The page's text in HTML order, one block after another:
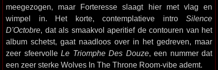
meegezogen, maar Forteresse slaagt hier met vlag en
wimpel in. Het korte, contemplatieve intro Silence
D'Octobre, dat als smaakvol aperitief de contouren van het
album schetst, gaat naadloos over in het gedreven, maar
zeer sfeervolle Le Triomphe Des Douze, een nummer dat
een zeer sterke Wolves In The Throne Room-vibe ademt.